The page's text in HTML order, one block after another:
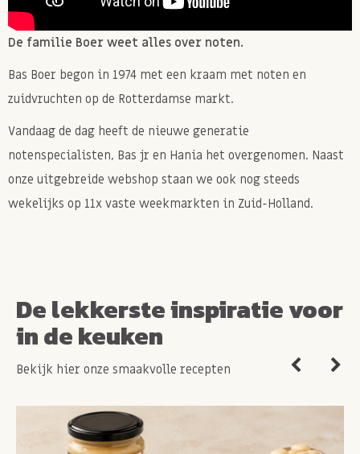
De familie Boer weet alles over noten.
Bas Boer begon in 1974 met een kraam met noten en
zuidvruchten op de Rotterdamse markt.
Vandaag de dag heeft de nieuwe generatie
notenspecialisten, Bas jr en Hania het overgenomen. Naast
onze uitgebreide webshop staan we ook nog steeds
wekelijks op 11x vaste weekmarkten in Zuid-Holland.
De lekkerste inspiratie voor
in de keuken
Bekijk hier onze smaakvolle recepten